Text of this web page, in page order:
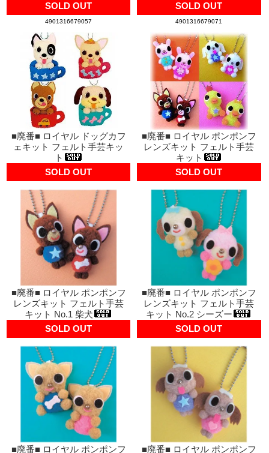
SOLD OUT
4901316679057
SOLD OUT
4901316679071
■廃番■ ロイヤル ドッグカフ
ェキット フェルト手芸キッ
ト
SOLD OUT
■廃番■ ロイヤル ポンポンフ
レンズキット フェルト手芸
キット
SOLD OUT
■廃番■ ロイヤル ポンポンフ
レンズキット フェルト手芸
キット No.1 柴犬
SOLD OUT
■廃番■ ロイヤル ポンポンフ
レンズキット フェルト手芸
キット No.2 シーズー
SOLD OUT
■廃番■ ロイヤル ポンポンフ ■廃番■ ロイヤル ポンポンフ